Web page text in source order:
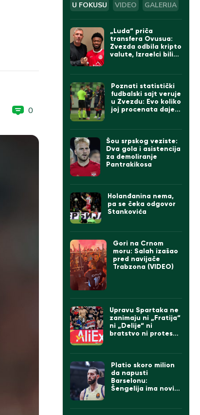
0
U FOKUSU VIDEO GALERIJA
„Luda“ priča
transfera Ovusua:
Zvezda odbila kripto
valute, Izraelci bili
Poznati statistički
fudbalski sajt veruje
u Zvezdu: Evo koliko
joj procenata daje
Šou srpskog veziste:
Dva gola i asistencija
za demoliranje
Pantrakikosa
Holanđanina nema,
pa se čeka odgovor
Stankovića
Gori na Crnom
moru: Salah izašao
pred navijače
Trabzona (VIDEO)
Upravu Spartaka ne
zanimaju ni „Fratija“
ni „Delije“ ni
bratstvo ni protesti:
(FOTO)
Platio skoro milion
da napusti
Barselonu:
Šengelija ima novi